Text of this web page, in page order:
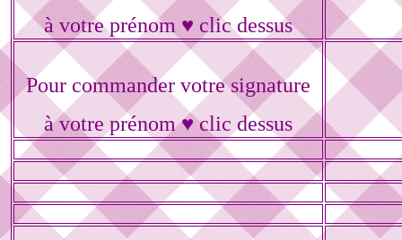
à votre prénom ♥ clic dessus
Pour commander votre signature
à votre prénom ♥ clic dessus